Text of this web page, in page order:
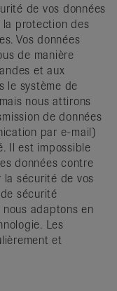
de vos données
la protection des
Vos données
de manière
et aux
le système de
nous attirons
de données
par e-mail)
Il est impossible
données contre
la sécurité de vos
sécurité
adaptons en
Les
et